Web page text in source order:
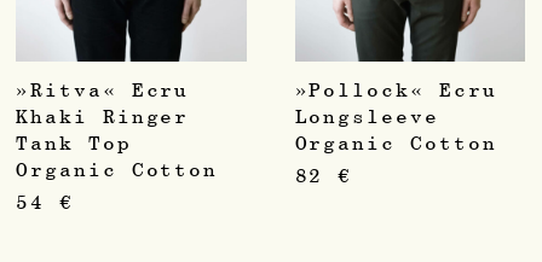
»Ritva« Ecru
Khaki Ringer
Tank Top
Organic Cotton
54 €
»Pollock« Ecru
Longsleeve
Organic Cotton
82€